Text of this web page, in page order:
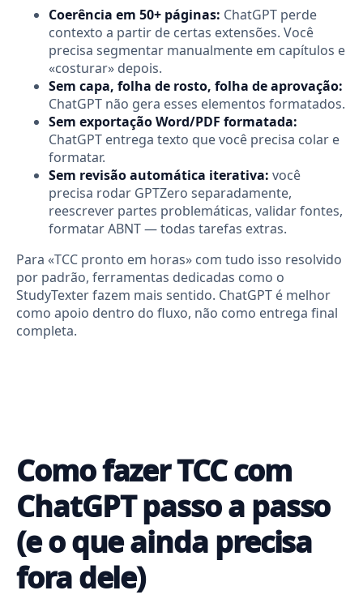
Coerência em 50+ páginas: ChatGPT perde
contexto a partir de certas extensões. Você
precisa segmentar manualmente em capítulos e
«costurar» depois.
Sem capa, folha de rosto, folha de aprovação:
ChatGPT não gera esses elementos formatados.
Sem exportação Word/PDF formatada:
ChatGPT entrega texto que você precisa colar e
formatar.
Sem revisão automática iterativa: você
precisa rodar GPTZero separadamente,
reescrever partes problemáticas, validar fontes,
formatar ABNT — todas tarefas extras.
Para «TCC pronto em horas» com tudo isso resolvido
por padrão, ferramentas dedicadas como o
StudyTexter fazem mais sentido. ChatGPT é melhor
como apoio dentro do fluxo, não como entrega final
completa.
Como fazer TCC com
ChatGPT passo a passo
(e o que ainda precisa
fora dele)